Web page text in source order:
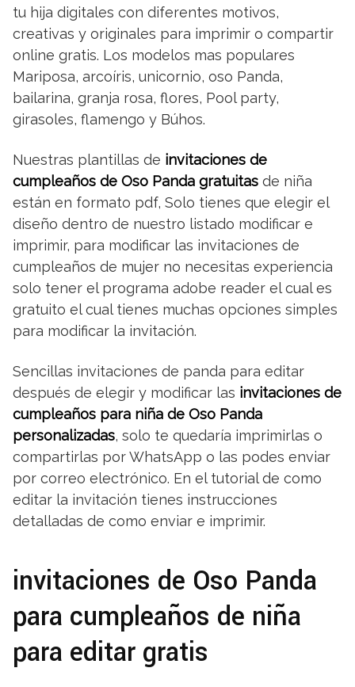
tu hija digitales con diferentes motivos,
creativas y originales para imprimir o compartir
online gratis. Los modelos mas populares
Mariposa, arcoíris, unicornio, oso Panda,
bailarina, granja rosa, flores, Pool party,
girasoles, flamengo y Búhos.
Nuestras plantillas de invitaciones de
cumpleaños de Oso Panda gratuitas de niña
están en formato pdf, Solo tienes que elegir el
diseño dentro de nuestro listado modificar e
imprimir, para modificar las invitaciones de
cumpleaños de mujer no necesitas experiencia
solo tener el programa adobe reader el cual es
gratuito el cual tienes muchas opciones simples
para modificar la invitación.
Sencillas invitaciones de panda para editar
después de elegir y modificar las invitaciones de
cumpleaños para niña de Oso Panda
personalizadas, solo te quedaría imprimirlas o
compartirlas por WhatsApp o las podes enviar
por correo electrónico. En el tutorial de como
editar la invitación tienes instrucciones
detalladas de como enviar e imprimir.
invitaciones de Oso Panda
para cumpleaños de niña
para editar gratis